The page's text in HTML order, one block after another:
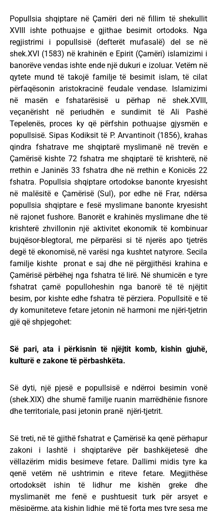
Popullsia shqiptare në Çamëri deri në fillim të shekullit
XVIII ishte pothuajse e gjithae besimit ortodoks. Nga
regjistrimi i popullsisë (defterët mufasalë) del se në
shek.XVI (1583) në krahinën e Epirit (Çamëri) islamizimi i
banorëve vendas ishte ende një dukuri e izoluar. Vetëm në
qytete mund të takojë familje të besimit islam, të cilat
përfaqësonin aristokracinë feudale vendase. Islamizimi
në masën e fshatarësisë u përhap në shek.XVIII,
veçanërisht në periudhën e sundimit të Ali Pashë
Tepelenës, proces ky që përfshin pothuajse gjysmën e
popullsisë. Sipas Kodiksit të P. Arvantinoit (1856), krahas
qindra fshatrave me shqiptarë myslimanë në trevën e
Çamërisë kishte 72 fshatra me shqiptarë të krishterë, në
rrethin e Janinës 33 fshatra dhe në rrethin e Konicës 22
fshatra. Popullsia shqiptare ortodokse banonte kryesisht
në malësitë e Çamërisë (Sul), por edhe në Frar, ndërsa
popullsia shqiptare e fesë myslimane banonte kryesisht
në rajonet fushore. Banorët e krahinës myslimane dhe të
krishterë zhvillonin një aktivitet ekonomik të kombinuar
bujqësor-blegtoral, me përparësi si të njerës apo tjetrës
degë të ekonomisë, në varësi nga kushtet natyrore. Secila
familje kishte pronat e saj dhe në përgjithësi krahina e
Çamërisë përbëhej nga fshatra të lirë. Në shumicën e tyre
fshatrat çamë populloheshin nga banorë të të njëjtit
besim, por kishte edhe fshatra të përziera. Popullsitë e të
dy komuniteteve fetare jetonin në harmoni me njëri-tjetrin
gjë që shpjegohet:
Së pari, ata i përkisnin të njëjtit komb, kishin gjuhë,
kulturë e zakone të përbashkëta.
Së dyti, një pjesë e popullsisë e ndërroi besimin vonë
(shek.XIX) dhe shumë familje ruanin marrëdhënie fisnore
dhe territoriale, pasi jetonin pranë njëri-tjetrit.
Së treti, në të gjithë fshatrat e Çamërisë ka qenë përhapur
zakoni i lashtë i shqiptarëve për bashkëjetesë dhe
vëllazërim midis besimeve fetare. Dallimi midis tyre ka
qenë vetëm në ushtrimin e riteve fetare. Megjithëse
ortodoksët ishin të lidhur me kishën greke dhe
myslimanët me fenë e pushtuesit turk për arsyet e
mësipërme, ata kishin lidhje më të forta mes tyre sesa me